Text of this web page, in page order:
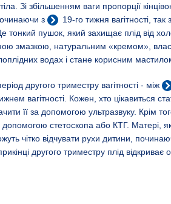
Зі збільшенням ваги пропорції
з
19-го тижня вагітності,
тонкий пушок, який захищає плід від
змазкою, натуральним «кремом»,
водах і стане корисним
другого триместру вагітності - між
вагітності. Кожен, хто цікавиться
її за допомогою ультразвуку. Крім
стетоскопа або КТГ. Матері,
чітко відчувати рухи дитини,
другого триместру плід